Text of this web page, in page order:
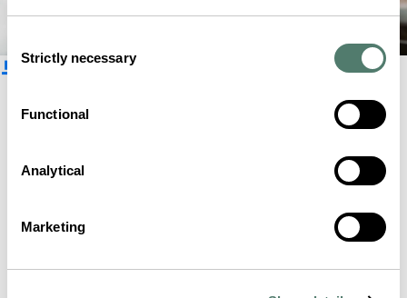
Selection
Strictly necessary
Functional
Analytical
Marketing
뉴스레터 구독